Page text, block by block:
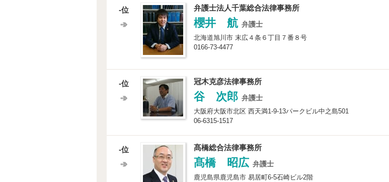
-位 弁護士法人千葉総合法律事務所
櫻井 航 弁護士
北海道旭川市 末広４条６丁目７番８号
0166-73-4477
-位 冠木克彦法律事務所
谷 次郎 弁護士
大阪府大阪市北区 西天満1-9-13パークビル中之島501
06-6315-1517
-位 髙橋総合法律事務所
髙橋 昭広 弁護士
鹿児島県鹿児島市 易居町6-5石崎ビル2階